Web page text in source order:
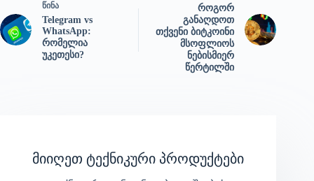
ᲬᲘᲜᲐ
Telegram vs
WhatsApp:
რომელია
უკეთესი?
როგორ
განაღდოთ
თქვენი ბიტკოინი
მსოფლიოს
ნებისმიერ
წერტილში
მიიღეთ ტექნიკური პროდუქტები